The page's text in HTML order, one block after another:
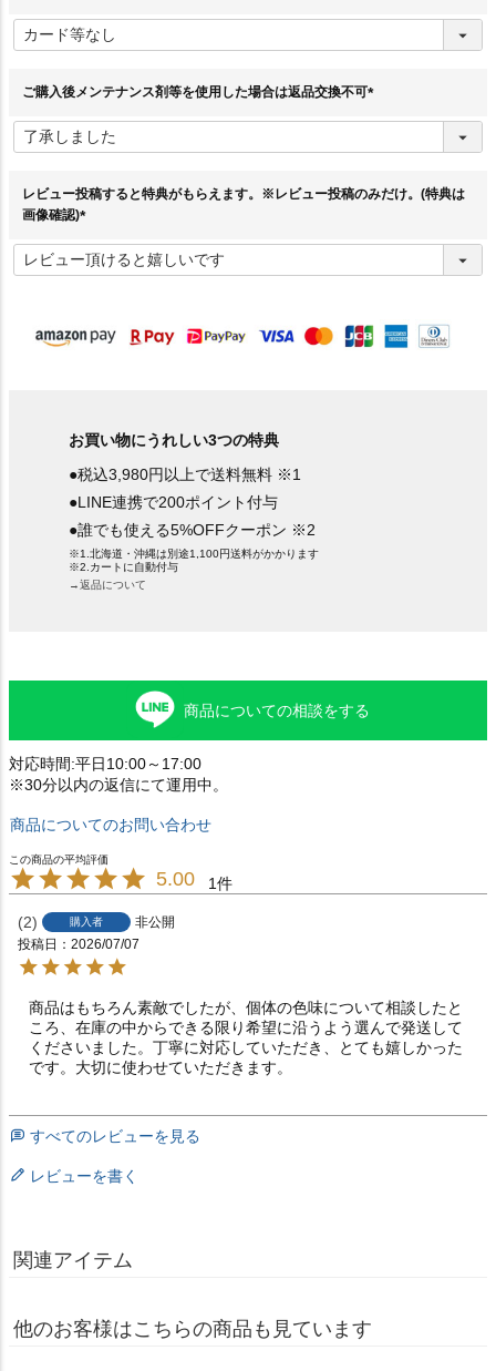
必
須
ご購入後メンテナンス剤等を使用した場合は返品交換不可
須
レビュー投稿すると特典がもらえます。※レビュー投稿のみだけ。(特典は
画像確認)
必
須
お買い物にうれしい3つの特典
●税込3,980円以上で送料無料 ※1
●LINE連携で200ポイント付与
●誰でも使える5%OFFクーポン ※2
※1.北海道・沖縄は別途1,100円送料がかかります
※2.カートに自動付与
→返品について
商品についての相談をする
対応時間:平日10:00～17:00
※30分以内の返信にて運用中。
商品についてのお問い合わせ
5.00 1
2 購入者
非公開
投稿日
2026/07/07
商品はもちろん素敵でしたが、個体の色味について相談したと
ころ、在庫の中からできる限り希望に沿うよう選んで発送して
くださいました。丁寧に対応していただき、とても嬉しかった
です。大切に使わせていただきます。
すべてのレビューを見る
レビューを書く
関連アイテム
他のお客様はこちらの商品も見ています